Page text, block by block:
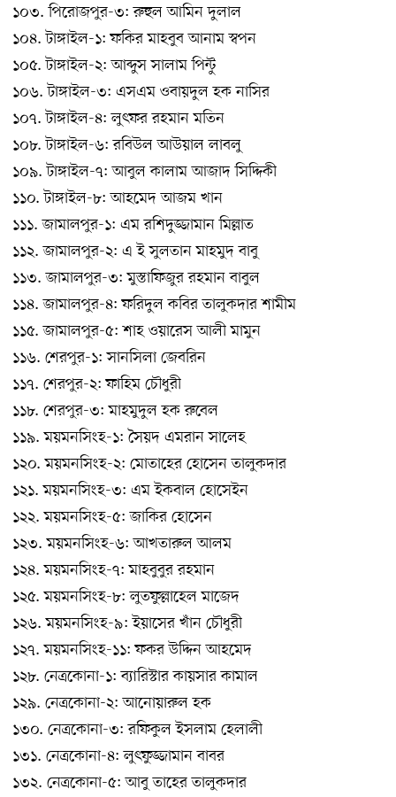
১০৩. পিরোজপুর-৩: রুহুল আমিন দুলাল
১০৪. টাঙ্গাইল-১: ফকির মাহবুব আনাম স্বপন
১০৫. টাঙ্গাইল-২: আব্দুস সালাম পিন্টু
১০৬. টাঙ্গাইল-৩: এসএম ওবায়দুল হক নাসির
১০৭. টাঙ্গাইল-৪: লুৎফর রহমান মতিন
১০৮. টাঙ্গাইল-৬: রবিউল আউয়াল লাবলু
১০৯. টাঙ্গাইল-৭: আবুল কালাম আজাদ সিদ্দিকী
১১০. টাঙ্গাইল-৮: আহমেদ আজম খান
১১১. জামালপুর-১: এম রশিদুজ্জামান মিল্লাত
১১২. জামালপুর-২: এ ই সুলতান মাহমুদ বাবু
১১৩. জামালপুর-৩: মুস্তাফিজুর রহমান বাবুল
১১৪. জামালপুর-৪: ফরিদুল কবির তালুকদার শামীম
১১৫. জামালপুর-৫: শাহ ওয়ারেস আলী মামুন
১১৬. শেরপুর-১: সানসিলা জেবরিন
১১৭. শেরপুর-২: ফাহিম চৌধুরী
১১৮. শেরপুর-৩: মাহমুদুল হক রুবেল
১১৯. ময়মনসিংহ-১: সৈয়দ এমরান সালেহ
১২০. ময়মনসিংহ-২: মোতাহের হোসেন তালুকদার
১২১. ময়মনসিংহ-৩: এম ইকবাল হোসেইন
১২২. ময়মনসিংহ-৫: জাকির হোসেন
১২৩. ময়মনসিংহ-৬: আখতারুল আলম
১২৪. ময়মনসিংহ-৭: মাহবুবুর রহমান
১২৫. ময়মনসিংহ-৮: লুতফুল্লাহেল মাজেদ
১২৬. ময়মনসিংহ-৯: ইয়াসের খাঁন চৌধুরী
১২৭. ময়মনসিংহ-১১: ফকর উদ্দিন আহমেদ
১২৮. নেত্রকোনা-১: ব্যারিস্টার কায়সার কামাল
১২৯. নেত্রকোনা-২: আনোয়ারুল হক
১৩০. নেত্রকোনা-৩: রফিকুল ইসলাম হেলালী
১৩১. নেত্রকোনা-৪: লুৎফুজ্জামান বাবর
১৩২. নেত্রকোনা-৫: আবু তাহের তালুকদার